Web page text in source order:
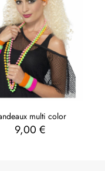
multi color
9,00 €